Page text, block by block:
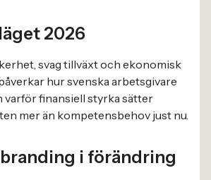
2026
svag tillväxt och ekonomisk
hur svenska arbetsgivare
varför finansiell styrka sätter
mer än kompetensbehov just nu.
i förändring